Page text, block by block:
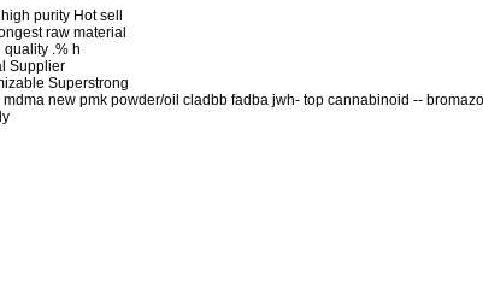
purity Hot sell
raw material
quality .% h
Supplier
Superstrong
new pmk powder/oil cladbb fadba jwh- top cannabinoid --